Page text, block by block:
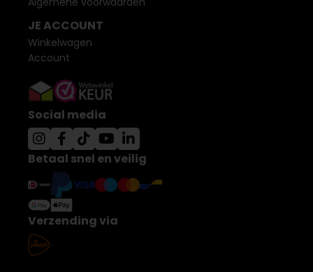
JE ACCOUNT
Winkelwagen
Account
Social media
Betaal snel en veilig
Verzending via